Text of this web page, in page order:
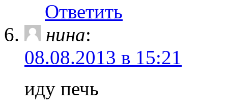
Ответить
нина:
08.08.2013 в 15:21
иду печь